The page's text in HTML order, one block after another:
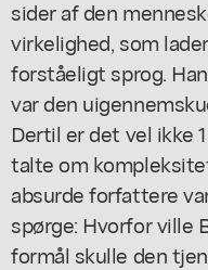
sider af den
virkelighed, som
forståeligt sprog.
var den
Dertil er det vel ikke
talte om
absurde forfattere
spørge: Hvorfor ville
formål skulle den